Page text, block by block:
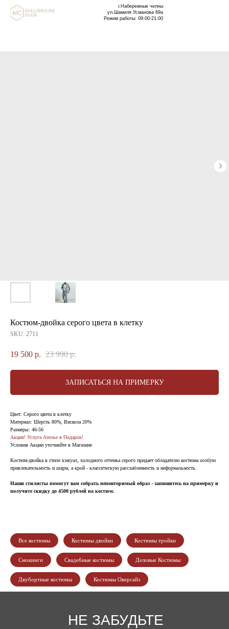
г.Набережные челны
ул.Шамиля Усманова 69а
Режим работы: 09:00-21:00
Костюм-двойка серого цвета в клетку
SKU: 2711
19 500 р. 23 990 р.
ЗАПИСАТЬСЯ НА ПРИМЕРКУ
Цвет: Серого цвета в клетку
Материал: Шерсть 80%, Вискоза 20%
Размеры: 46-56
Акция! Услуга Ателье в Подарок!
Условия Акции уточняйте в Магазине
Костюм-двойка в стиле кэжуал, холодного оттенка серого придает обладателю костюма особую
привлекательность и шарм, а крой - классическую расслабленность и неформальность.
Наши стилисты помогут вам собрать неповторимый образ - запишитесь на примерку и
получите скидку до 4500 рублей на костюм.
Все костюмы Костюмы двойки Костюмы тройки
Смокинги Свадебные костюмы Деловые Костюмы
Двубортные костюмы Костюмы Оверсайз
НЕ ЗАБУДЬТЕ